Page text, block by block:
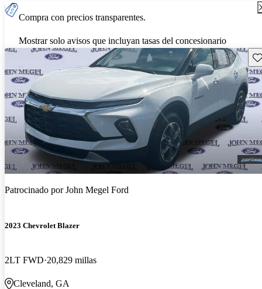
Compra con precios transparentes.
Mostrar solo avisos que incluyan tasas del concesionario
Patrocinado porJohn Megel Ford
2023 Chevrolet Blazer
2LT FWD 20,829 millas
Cleveland, GA